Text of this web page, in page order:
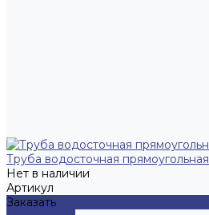
Труба водосточная прямоугольная
Нет в наличии
Артикул
Заказать